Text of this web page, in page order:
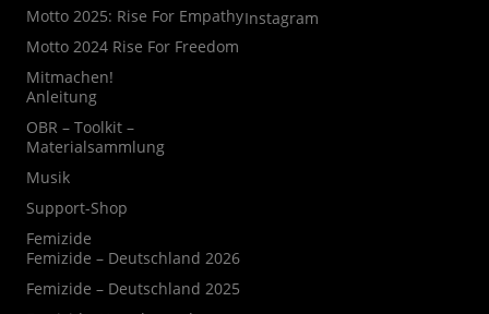
Motto 2025: Rise For Empathy
Motto 2024 Rise For Freedom
Mitmachen!
Anleitung
OBR – Toolkit –
Materialsammlung
Musik
Support-Shop
Femizide
Femizide – Deutschland 2026
Femizide – Deutschland 2025
Instagram